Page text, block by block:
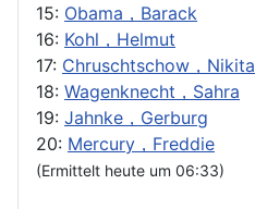
15: Obama，Barack
16: Kohl，Helmut
17: Chruschtschow，Nikita
18: Wagenknecht，Sahra
19: Jahnke，Gerburg
20: Mercury，Freddie
(Ermittelt heute um 06:33)